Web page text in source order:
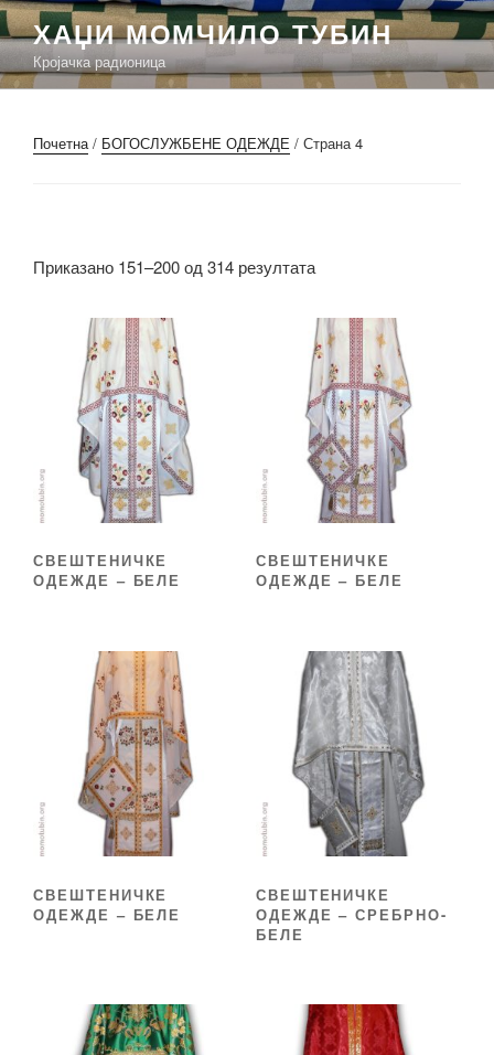
Скочи
на
садржај
ХАЏИ МОМЧИЛО ТУБИН
Кројачка радионица
Почетна / БОГОСЛУЖБЕНЕ ОДЕЖДЕ / Страна 4
Приказано 151–200 од 314 резултата
СВЕШТЕНИЧКЕ
ОДЕЖДЕ – БЕЛЕ
СВЕШТЕНИЧКЕ
ОДЕЖДЕ – БЕЛЕ
СВЕШТЕНИЧКЕ
ОДЕЖДЕ – БЕЛЕ
СВЕШТЕНИЧКЕ
ОДЕЖДЕ – СРЕБРНО-
БЕЛЕ